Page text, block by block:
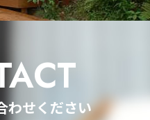
わせください